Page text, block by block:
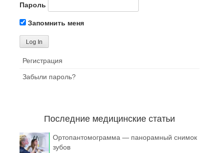
Пароль
Запомнить меня
Регистрация
Забыли пароль?
Последние медицинские статьи
Ортопантомограмма — панорамный снимок
зубов